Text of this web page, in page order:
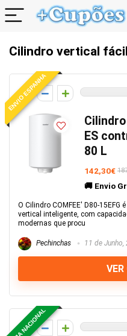
Cilindro vertical
ENVIO ESPANHA
0
Cilindro
ES
80 L
142,30€
🚚 Envio
O Cilindro COMFEE' D80-15EFG
vertical inteligente, com
modernas que procu
Pechinchas 11 de Junho,
VER
LOJA NACIONAL
0